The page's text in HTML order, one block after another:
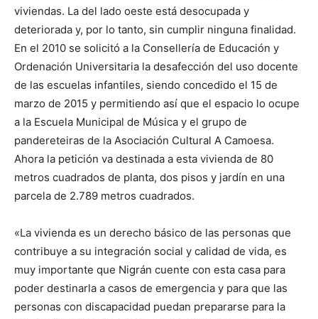
viviendas. La del lado oeste está desocupada y
deteriorada y, por lo tanto, sin cumplir ninguna finalidad.
En el 2010 se solicitó a la Consellería de Educación y
Ordenación Universitaria la desafección del uso docente
de las escuelas infantiles, siendo concedido el 15 de
marzo de 2015 y permitiendo así que el espacio lo ocupe
a la Escuela Municipal de Música y el grupo de
pandereteiras de la Asociación Cultural A Camoesa.
Ahora la petición va destinada a esta vivienda de 80
metros cuadrados de planta, dos pisos y jardín en una
parcela de 2.789 metros cuadrados.
«La vivienda es un derecho básico de las personas que
contribuye a su integración social y calidad de vida, es
muy importante que Nigrán cuente con esta casa para
poder destinarla a casos de emergencia y para que las
personas con discapacidad puedan prepararse para la